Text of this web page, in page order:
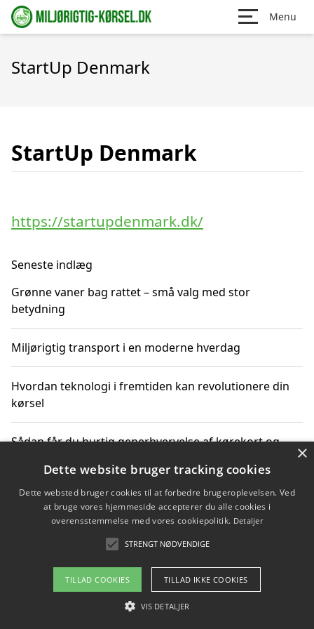
Menu
StartUp Denmark
StartUp Denmark
https://startupdenmark.dk/
Seneste indlæg
Grønne vaner bag rattet – små valg med stor
betydning
Miljørigtig transport i en moderne hverdag
Hvordan teknologi i fremtiden kan revolutionere din
kørsel
Sådan får du hurtig generhvervelse af kørekort og
Sådan lærer du miljørigtig kørsel hos en køreskole i
Gentofte
Copyright 2026 - Pilanto Aps
Om / kontakt
×
Dette website bruger tracking cookies
Dette websted bruger cookies til at forbedre brugeroplevelsen. Ved
at bruge vores hjemmeside accepterer du alle cookies i
overensstemmelse med vores cookiepolitik. Detaljer
STRENGT NØDVENDIGE
TILLAD COOKIES TILLAD IKKE COOKIES
VIS DETALJER